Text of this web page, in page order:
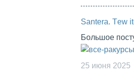
Santera. Тew
Большое
25 июня 2025